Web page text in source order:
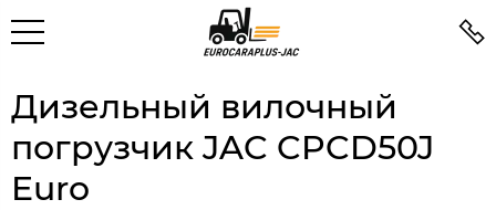
Дизельный вилочный
погрузчик JAC CPCD50J
Euro